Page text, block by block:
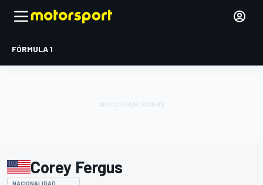
FÓRMULA 1
Corey Fergus
NACIONALIDAD